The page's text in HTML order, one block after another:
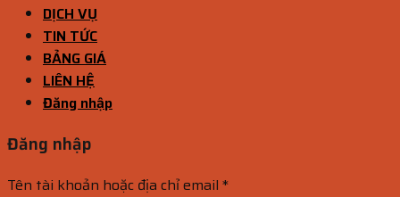
DỊCH VỤ
TIN TỨC
BẢNG GIÁ
LIÊN HỆ
Đăng nhập
Đăng nhập
Tên tài khoản hoặc địa chỉ email *